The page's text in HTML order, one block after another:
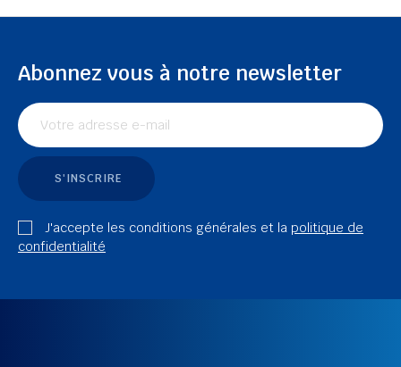
Abonnez vous à notre newsletter
S'INSCRIRE
J'accepte les conditions générales et la politique de
confidentialité